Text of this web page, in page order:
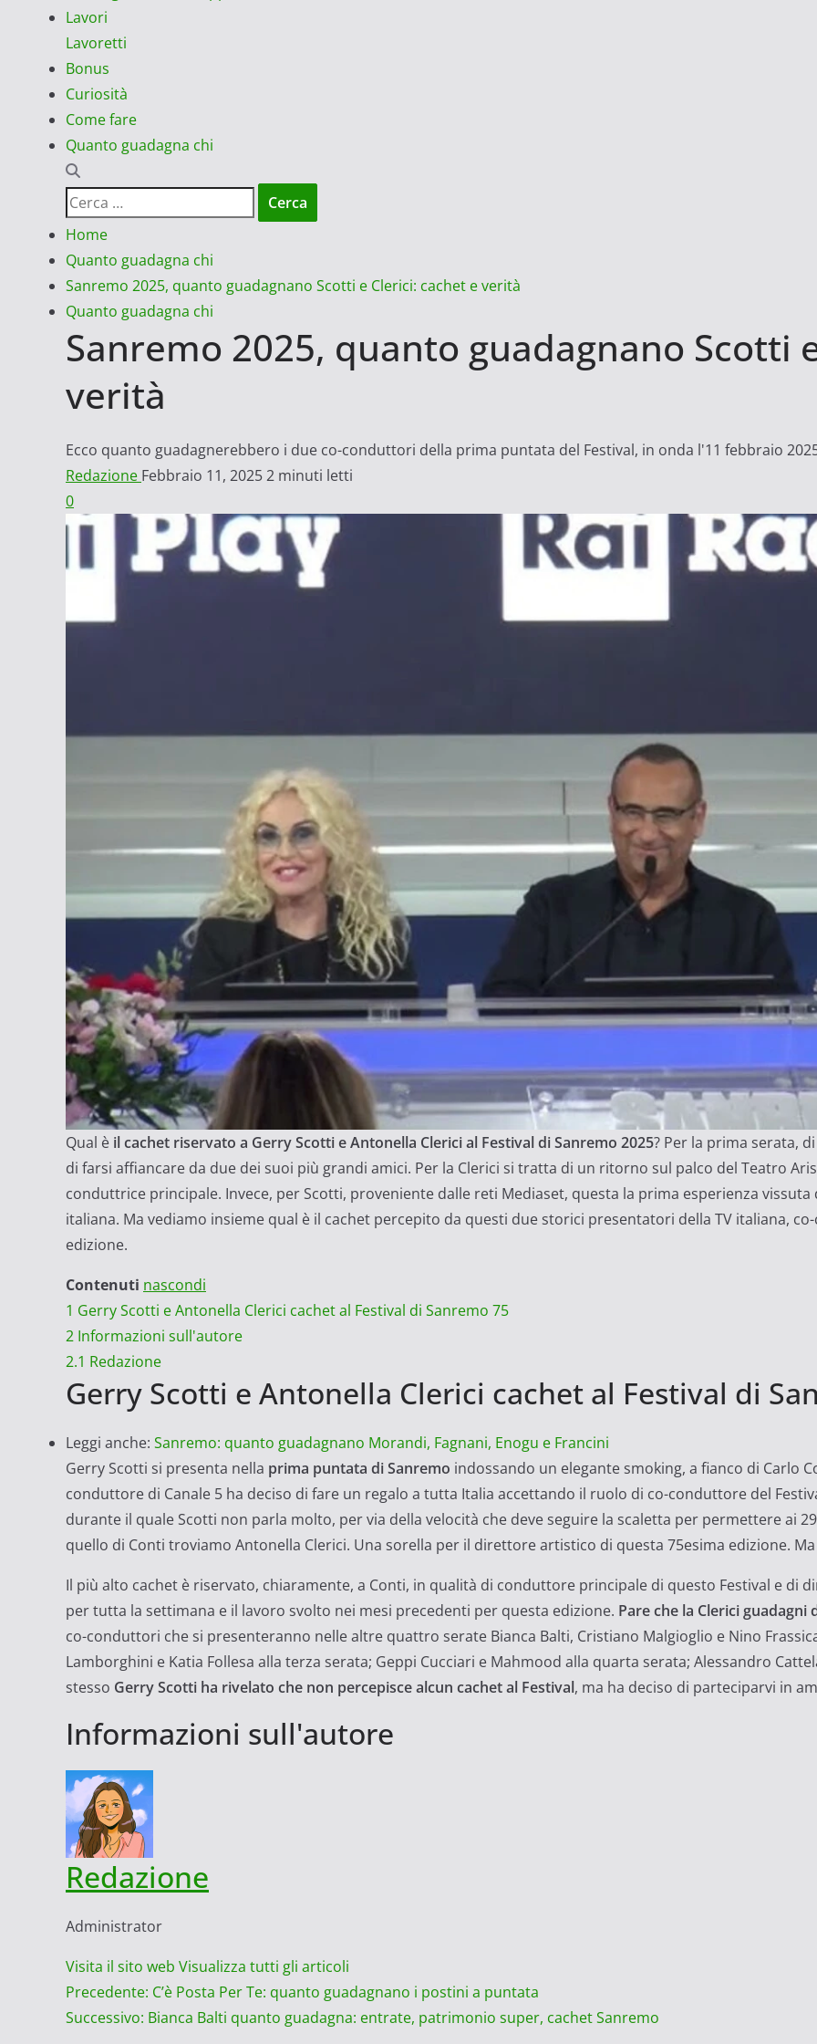
Lavori
Lavoretti
Bonus
Curiosità
Come fare
Quanto guadagna chi
Ricerca
per:
Home
Quanto guadagna chi
Sanremo 2025, quanto guadagnano Scotti e Clerici: cachet e verità
Quanto guadagna chi
Sanremo 2025, quanto guadagnano Scotti
verità
Ecco quanto guadagnerebbero i due co-conduttori della prima puntata del Festival, in onda l'11 febbraio
Redazione Febbraio 11, 20252 minuti letti
0
Qual è il cachet riservato a Gerry Scotti e Antonella Clerici al Festival di Sanremo 2025? Per la prima serata,
di farsi affiancare da due dei suoi più grandi amici. Per la Clerici si tratta di un ritorno sul palco del Teatro
conduttrice principale. Invece, per Scotti, proveniente dalle reti Mediaset, questa la prima esperienza
italiana. Ma vediamo insieme qual è il cachet percepito da questi due storici presentatori della TV italiana,
edizione.
Contenuti nascondi
1 Gerry Scotti e Antonella Clerici cachet al Festival di Sanremo 75
2 Informazioni sull'autore
2.1 Redazione
Gerry Scotti e Antonella Clerici cachet al Festival di
Leggi anche: Sanremo: quanto guadagnano Morandi, Fagnani, Enogu e Francini
Gerry Scotti si presenta nella prima puntata di Sanremo indossando un elegante smoking, a fianco di Carlo
conduttore di Canale 5 ha deciso di fare un regalo a tutta Italia accettando il ruolo di co-conduttore del
durante il quale Scotti non parla molto, per via della velocità che deve seguire la scaletta per permettere ai
quello di Conti troviamo Antonella Clerici. Una sorella per il direttore artistico di questa 75esima edizione.
Il più alto cachet è riservato, chiaramente, a Conti, in qualità di conduttore principale di questo Festival e di
per tutta la settimana e il lavoro svolto nei mesi precedenti per questa edizione. Pare che la Clerici guadagni
co-conduttori che si presenteranno nelle altre quattro serate Bianca Balti, Cristiano Malgioglio e Nino
Lamborghini e Katia Follesa alla terza serata; Geppi Cucciari e Mahmood alla quarta serata; Alessandro
stesso Gerry Scotti ha rivelato che non percepisce alcun cachet al Festival, ma ha deciso di parteciparvi in
Informazioni sull'autore
Redazione
Administrator
Visita il sito web Visualizza tutti gli articoli
Navigazione
articolo
Precedente: C’è Posta Per Te: quanto guadagnano i postini a puntata
Successivo: Bianca Balti quanto guadagna: entrate, patrimonio super, cachet Sanremo